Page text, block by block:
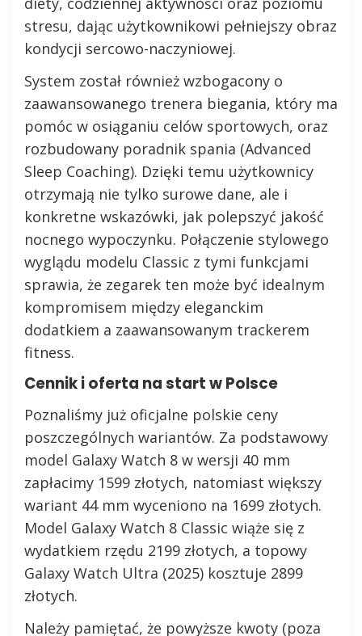
stresu, dając użytkownikowi pełniejszy obraz
kondycji sercowo-naczyniowej.
System został również wzbogacony o
zaawansowanego trenera biegania, który ma
pomóc w osiąganiu celów sportowych, oraz
rozbudowany poradnik spania (Advanced
Sleep Coaching). Dzięki temu użytkownicy
otrzymają nie tylko surowe dane, ale i
konkretne wskazówki, jak polepszyć jakość
nocnego wypoczynku. Połączenie stylowego
wyglądu modelu Classic z tymi funkcjami
sprawia, że zegarek ten może być idealnym
kompromisem między eleganckim
dodatkiem a zaawansowanym trackerem
fitness.
Cennik i oferta na start w Polsce
Poznaliśmy już oficjalne polskie ceny
poszczególnych wariantów. Za podstawowy
model Galaxy Watch 8 w wersji 40 mm
zapłacimy 1599 złotych, natomiast większy
wariant 44 mm wyceniono na 1699 złotych.
Model Galaxy Watch 8 Classic wiąże się z
wydatkiem rzędu 2199 złotych, a topowy
Galaxy Watch Ultra (2025) kosztuje 2899
złotych.
Należy pamiętać, że powyższe kwoty (poza